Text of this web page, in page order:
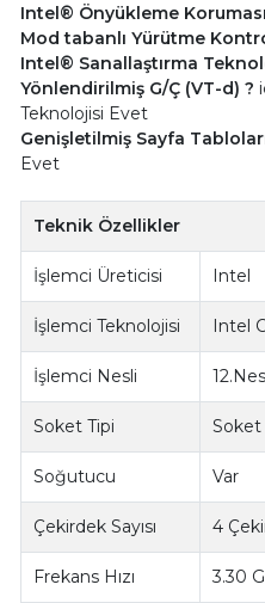
Intel® Önyükleme Koruması
Mod tabanlı Yürütme
Intel® Sanallaştırma
Yönlendirilmiş G/Ç (VT-d) ?
Teknolojisi Evet
Genişletilmiş Sayfa
Evet
Teknik Özellikler
İşlemci Üreticisi Intel
İşlemci Teknolojisi Intel
İşlemci Nesli
Soket Tipi Soket
Soğutucu Var
Çekirdek Sayısı 4
Frekans Hızı 3.30